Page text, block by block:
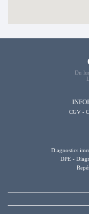
Du
CGV -
Diagnostics
DPE -